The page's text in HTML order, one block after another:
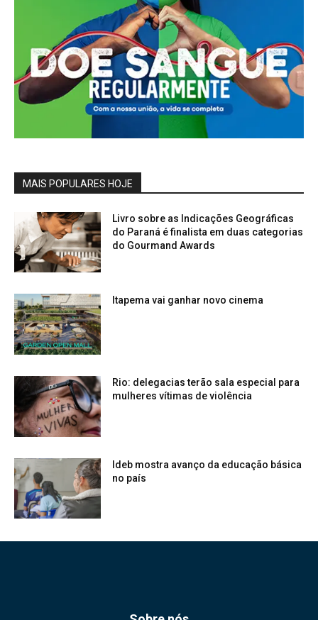
MAIS POPULARES HOJE
Livro sobre as Indicações Geográficas
do Paraná é finalista em duas categorias
do Gourmand Awards
Itapema vai ganhar novo cinema
Rio: delegacias terão sala especial para
mulheres vítimas de violência
Ideb mostra avanço da educação básica
no país